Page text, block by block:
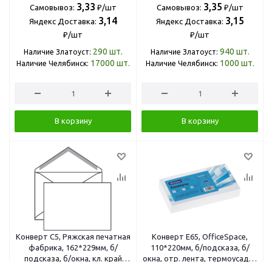
Самовывоз: 3,33 ₽/шт
Яндекс Доставка: 3,14
₽/шт
Наличие Златоуст: 290 шт.
Наличие Челябинск: 17000 шт.
В корзину
Самовывоз: 3,35 ₽/шт
Яндекс Доставка: 3,15
₽/шт
Наличие Златоуст: 940 шт.
Наличие Челябинск: 1000 шт.
В корзину
Конверт C5, Ряжская печатная
фабрика, 162*229мм, б/
подсказа, б/окна, кл. край
Конверт E65, OfficeSpace,
110*220мм, б/подсказа, б/
окна, отр. лента, термоусадка